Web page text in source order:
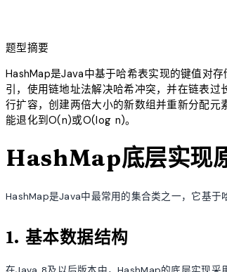
题型摘要
HashMap是Java中基于哈希表实现的键值对
引，使用链地址法解决哈希冲突，并在链表
行扩容，创建两倍大小的新数组并重新分配
能退化到O(n)或O(log n)。
HashMap底层实现
HashMap是Java中最常用的集合类之一，它基于
1. 基本数据结构